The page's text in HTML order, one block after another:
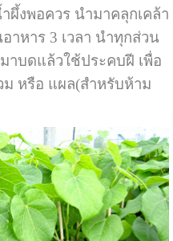
ผึ้งพอควร นำมาคลุกเคล้า
าหาร 3 เวลา นำทุกส่วน
าบดแล้วใช้ประคบฝี เพื่อ
หรือ แผล(สำหรับห้าม